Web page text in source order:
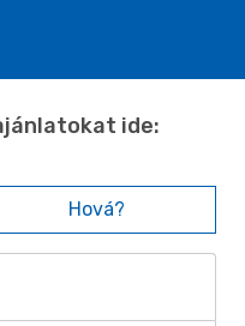
ide:
Hová?